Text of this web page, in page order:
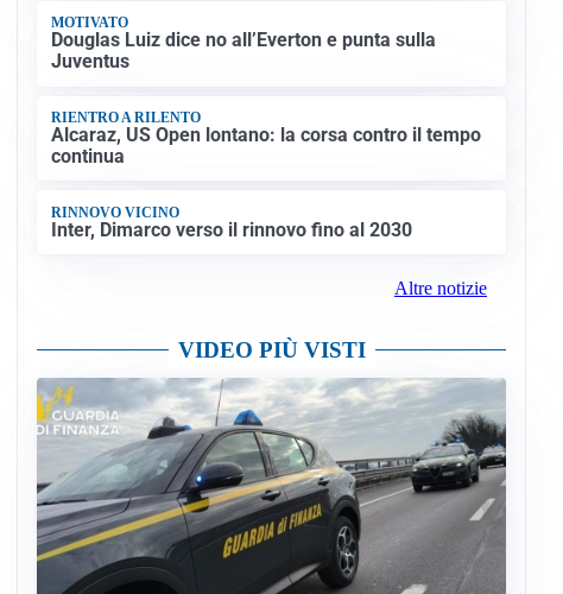
MOTIVATO
Douglas Luiz dice no all’Everton e punta sulla
Juventus
RIENTRO A RILENTO
Alcaraz, US Open lontano: la corsa contro il tempo
continua
RINNOVO VICINO
Inter, Dimarco verso il rinnovo fino al 2030
Altre notizie
VIDEO PIÙ VISTI